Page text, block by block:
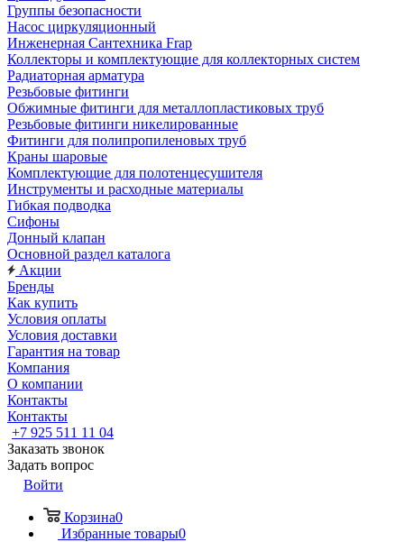
Группы безопасности
Насос циркуляционный
Инженерная Сантехника Frap
Коллекторы и комплектующие для коллекторных систем
Радиаторная арматура
Резьбовые фитинги
Обжимные фитинги для металлопластиковых труб
Резьбовые фитинги никелированные
Фитинги для полипропиленовых труб
Краны шаровые
Комплектующие для полотенцесушителя
Инструменты и расходные материалы
Гибкая подводка
Сифоны
Донный клапан
Основной раздел каталога
Акции
Бренды
Как купить
Условия оплаты
Условия доставки
Гарантия на товар
Компания
О компании
Контакты
Контакты
+7 925 511 11 04
Заказать звонок
Задать вопрос
Войти
Корзина0
Избранные товары0